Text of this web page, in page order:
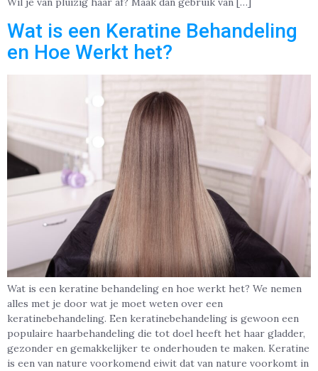
Wat is een Keratine Behandeling
en Hoe Werkt het?
Wat is een keratine behandeling en hoe werkt het? We nemen
alles met je door wat je moet weten over een
keratinebehandeling. Een keratinebehandeling is gewoon een
populaire haarbehandeling die tot doel heeft het haar gladder,
gezonder en gemakkelijker te onderhouden te maken. Keratine
is een van nature voorkomend eiwit dat van nature voorkomt in